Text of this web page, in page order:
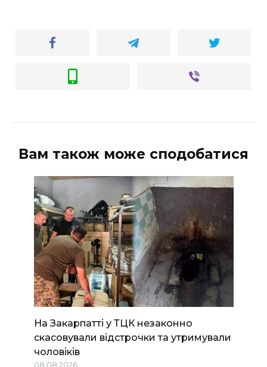
Вам також може сподобатися
На Закарпатті у ТЦК незаконно
скасовували відстрочки та утримували
чоловіків
08.08.2026